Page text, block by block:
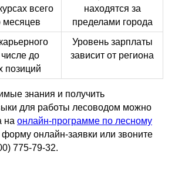
всего
месяцев
находятся за
пределами города
до
позиций
Уровень зарплаты
зависит от региона
знания и получить
для работы лесоводом можно
на онлайн-программе по лесному
онлайн-заявки или звоните
775-79-32.